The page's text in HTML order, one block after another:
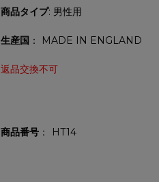
商品タイプ: 男性用
生産国 ： MADE IN ENGLAND
返品交換不可
商品番号 HT14